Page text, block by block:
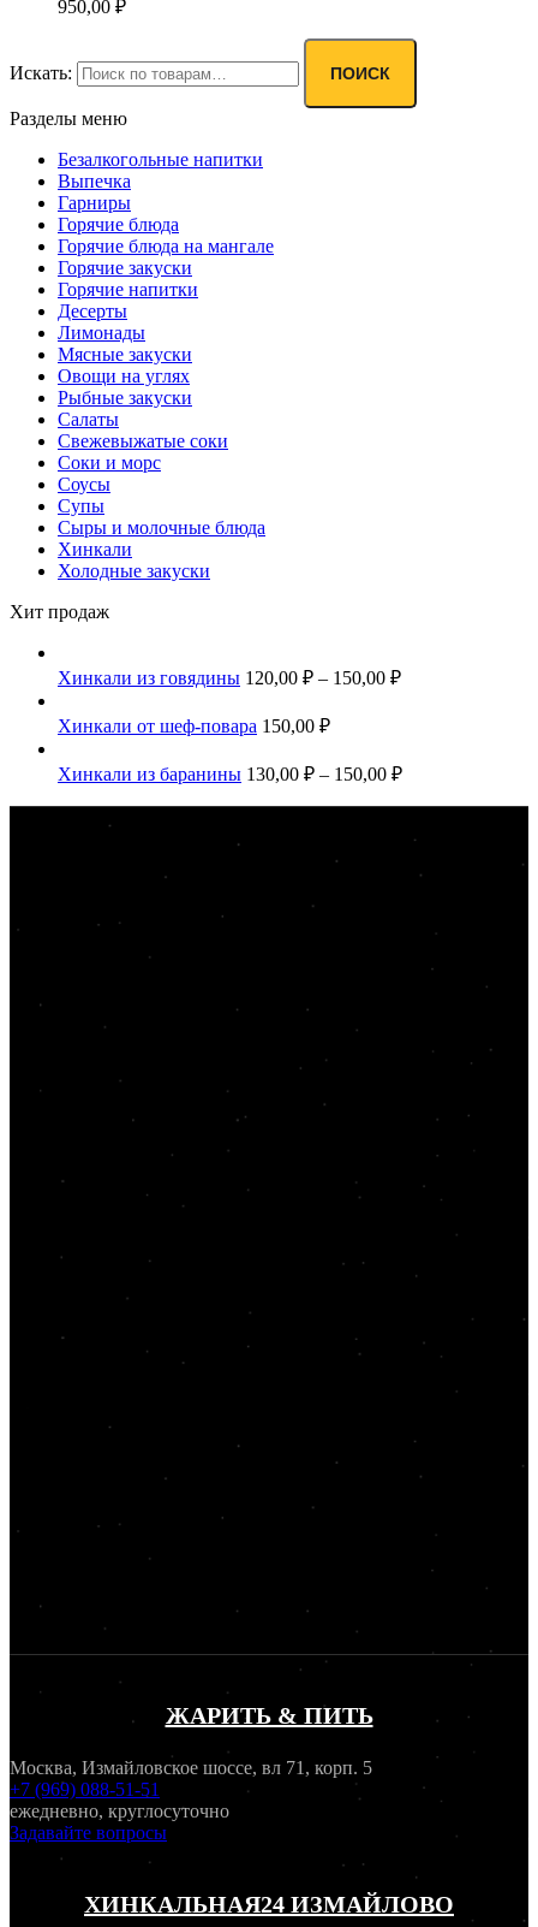
950,00 ₽
Искать: ПОИСК
Разделы меню
Безалкогольные напитки
Выпечка
Гарниры
Горячие блюда
Горячие блюда на мангале
Горячие закуски
Горячие напитки
Десерты
Лимонады
Мясные закуски
Овощи на углях
Рыбные закуски
Салаты
Свежевыжатые соки
Соки и морс
Соусы
Супы
Сыры и молочные блюда
Хинкали
Холодные закуски
Хит продаж
Хинкали из говядины 120,00 ₽ – 150,00 ₽
Хинкали от шеф-повара 150,00 ₽
Хинкали из баранины 130,00 ₽ – 150,00 ₽
ЖАРИТЬ & ПИТЬ
Москва, Измайловское шоссе, вл 71, корп. 5
+7 (969) 088-51-51
ежедневно, круглосуточно
Задавайте вопросы
ХИНКАЛЬНАЯ24 ИЗМАЙЛОВО